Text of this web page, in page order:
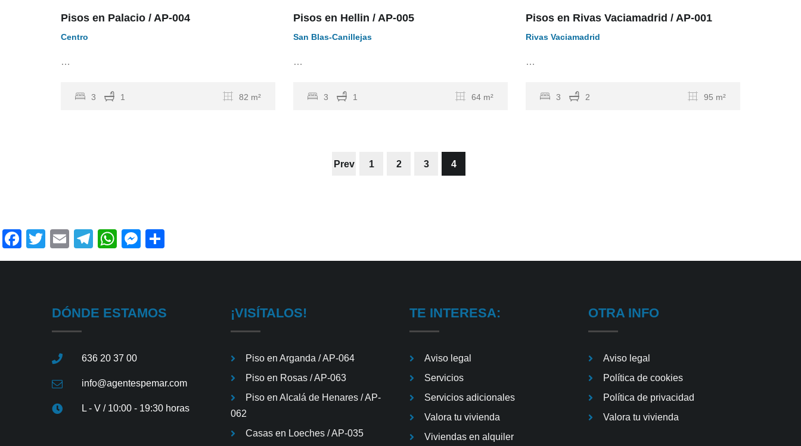
Pisos en Palacio / AP-004
Centro
…
3 1 82 m²
Pisos en Hellin / AP-005
San Blas-Canillejas
…
3 1 64 m²
Pisos en Rivas Vaciamadrid / AP-001
Rivas Vaciamadrid
…
3 2 95 m²
Prev 1 2 3 4
Facebook
Twitter
EmailTelegram
WhatsApp
Messenger
DÓNDE ESTAMOS
636 20 37 00
info@agentespemar.com
L - V / 10:00 - 19:30 horas
¡VISÍTALOS!
Piso en Arganda / AP-064
Piso en Rosas / AP-063
Piso en Alcalá de Henares / AP-
062
Casas en Loeches / AP-035
TE INTERESA:
Aviso legal
Servicios
Servicios adicionales
Valora tu vivienda
Viviendas en alquiler
OTRA INFO
Aviso legal
Política de cookies
Política de privacidad
Valora tu vivienda